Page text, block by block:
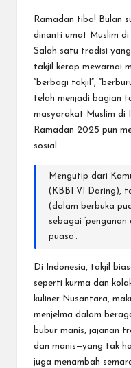
Ramadan tiba! Bulan
dinanti umat Muslim di
Salah satu tradisi
takjil kerap mewarnai
“berbagi takjil”,
telah menjadi bagian
masyarakat Muslim di
Ramadan 2025 pun
sosial
Mengutip dari
( KBBI VI Daring),
(dalam berbuka
sebagai
puasa’.
Di Indonesia, takjil
seperti kurma dan
kuliner Nusantara,
menjelma dalam
bubur manis, jajanan
dan manis—yang tak
juga menambah